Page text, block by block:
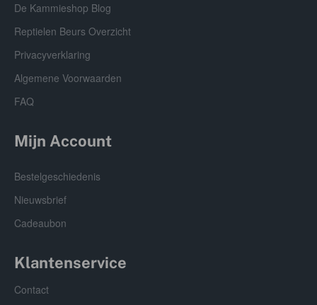
De Kammieshop Blog
Reptielen Beurs Overzicht
Privacyverklaring
Algemene Voorwaarden
FAQ
Mijn Account
Bestelgeschiedenis
Nieuwsbrief
Cadeaubon
Klantenservice
Contact